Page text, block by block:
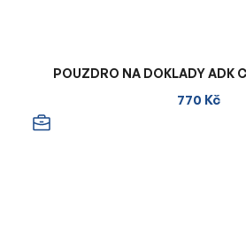
POUZDRO NA DOKLADY ADK
770 Kč